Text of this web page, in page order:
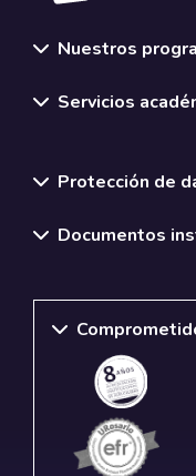
Nuestros
Servicios
Protección de
Documentos